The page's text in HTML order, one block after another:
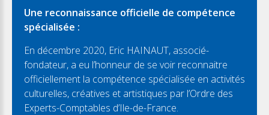
Une reconnaissance officielle de compétence
spécialisée :
En décembre 2020, Eric HAINAUT, associé-
fondateur, a eu l’honneur de se voir reconnaitre
officiellement la compétence spécialisée en activités
culturelles, créatives et artistiques par l’Ordre des
Experts-Comptables d’Ile-de-France.